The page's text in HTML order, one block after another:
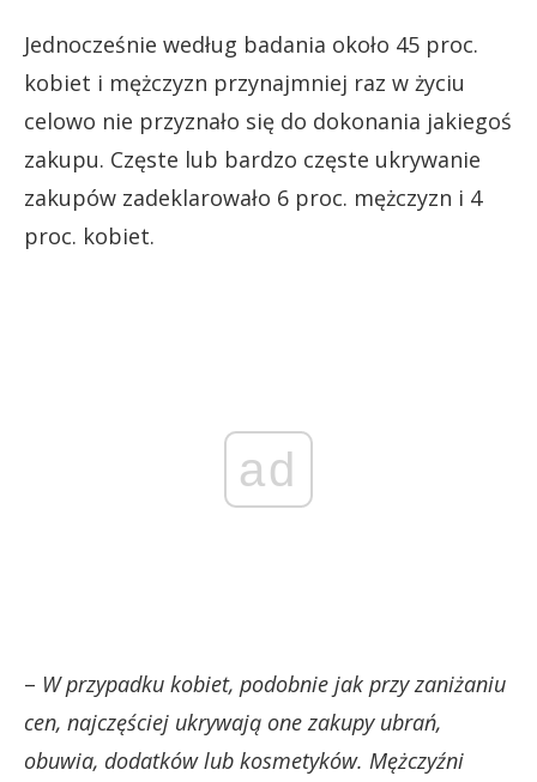
Jednocześnie według badania około 45 proc.
kobiet i mężczyzn przynajmniej raz w życiu
celowo nie przyznało się do dokonania jakiegoś
zakupu. Częste lub bardzo częste ukrywanie
zakupów zadeklarowało 6 proc. mężczyzn i 4
proc. kobiet.
ad
– W przypadku kobiet, podobnie jak przy zaniżaniu
cen, najczęściej ukrywają one zakupy ubrań,
obuwia, dodatków lub kosmetyków. Mężczyźni